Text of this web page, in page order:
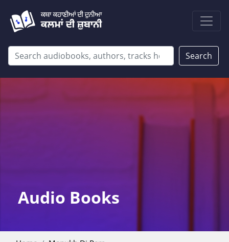
Search
Audio Books